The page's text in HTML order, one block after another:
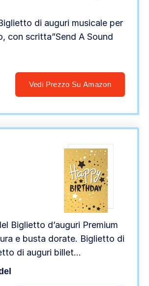
di auguri musicale per
con scritta”Send A Sound
Vedi Prezzo Su Amazon
Biglietto d’auguri Premium
e busta dorate. Biglietto di
di auguri billet
buon compleanno uomo